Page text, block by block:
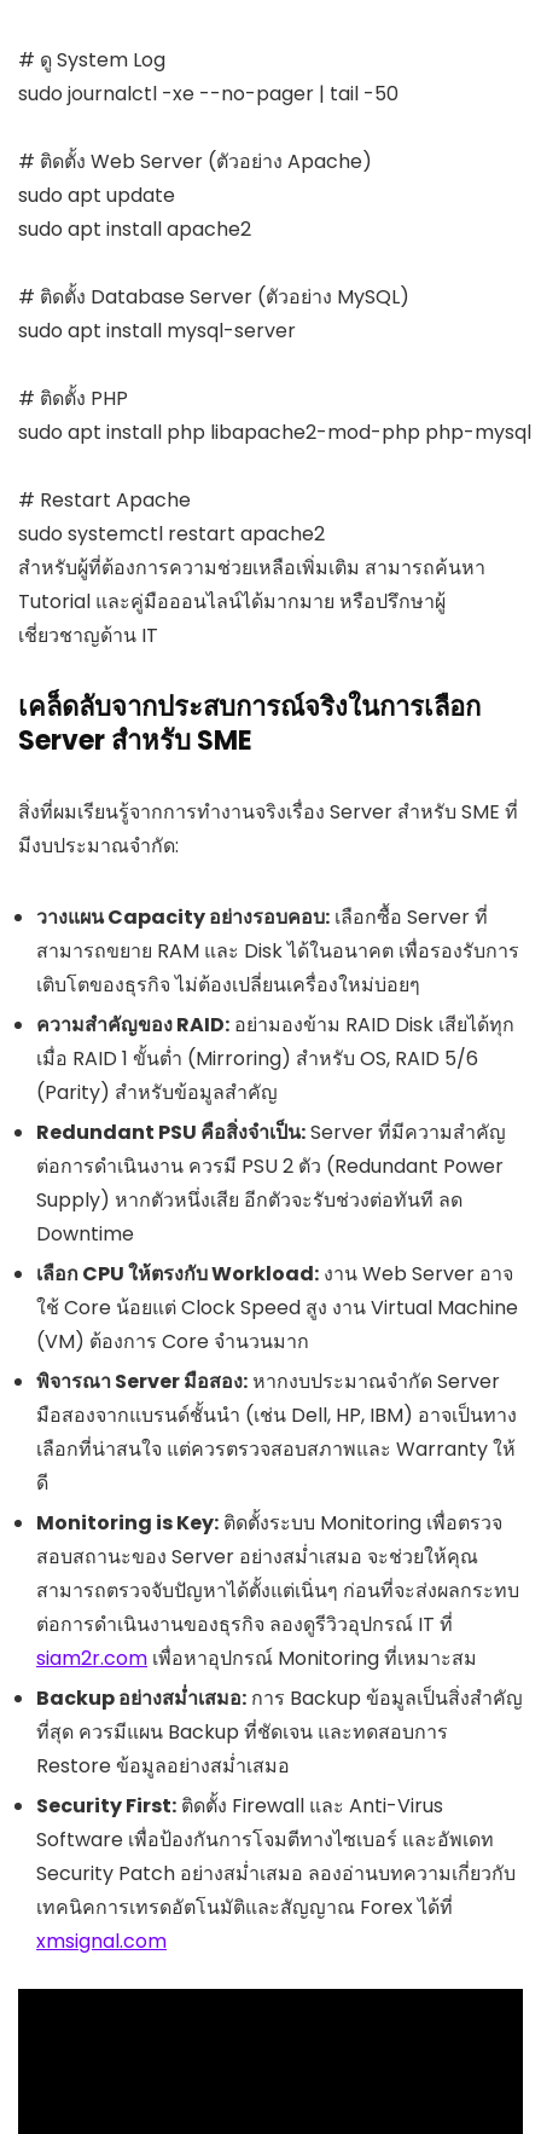
# ดู System Log
sudo journalctl -xe --no-pager | tail -50
# ติดตั้ง Web Server (ตัวอย่าง Apache)
sudo apt update
sudo apt install apache2
# ติดตั้ง Database Server (ตัวอย่าง MySQL)
sudo apt install mysql-server
# ติดตั้ง PHP
sudo apt install php libapache2-mod-php php-mysql
# Restart Apache
สำหรับผู้ที่ต้องการความช่วยเหลือเพิ่มเติม สามารถค้นหา
Tutorial และคู่มือออนไลน์ได้มากมาย หรือปรึกษาผู้
เชี่ยวชาญด้าน IT
เคล็ดลับจากประสบการณ์จริงในการเลือก
Server สำหรับ SME
สิ่งที่ผมเรียนรู้จากการทำงานจริงเรื่อง Server สำหรับ SME ที่
มีงบประมาณจำกัด:
วางแผน Capacity อย่างรอบคอบ: เลือกซื้อ Server ที่
สามารถขยาย RAM และ Disk ได้ในอนาคต เพื่อรองรับการ
เติบโตของธุรกิจ ไม่ต้องเปลี่ยนเครื่องใหม่บ่อยๆ
ความสำคัญของ RAID: อย่ามองข้าม RAID Disk เสียได้ทุก
เมื่อ RAID 1 ขั้นต่ำ (Mirroring) สำหรับ OS, RAID 5/6
(Parity) สำหรับข้อมูลสำคัญ
Redundant PSU คือสิ่งจำเป็น:Server ที่มีความสำคัญ
ต่อการดำเนินงาน ควรมี PSU 2 ตัว (Redundant Power
Supply) หากตัวหนึ่งเสีย อีกตัวจะรับช่วงต่อทันที ลด
Downtime
เลือก CPU ให้ตรงกับ Workload: งาน Web Server อาจ
ใช้ Core น้อยแต่ Clock Speed สูง งาน Virtual Machine
(VM) ต้องการ Core จำนวนมาก
พิจารณา Server มือสอง:หากงบประมาณจำกัด Server
มือสองจากแบรนด์ชั้นนำ (เช่น Dell, HP, IBM) อาจเป็นทาง
เลือกที่น่าสนใจ แต่ควรตรวจสอบสภาพและ Warranty ให้
ดี
Monitoring is Key: ติดตั้งระบบ Monitoring เพื่อตรวจ
สอบสถานะของ Server อย่างสม่ำเสมอ จะช่วยให้คุณ
สามารถตรวจจับปัญหาได้ตั้งแต่เนิ่นๆ ก่อนที่จะส่งผลกระทบ
ต่อการดำเนินงานของธุรกิจ ลองดูรีวิวอุปกรณ์ IT ที่
siam2r.com เพื่อหาอุปกรณ์ Monitoring ที่เหมาะสม
Backup อย่างสม่ำเสมอ: การ Backup ข้อมูลเป็นสิ่งสำคัญ
ที่สุด ควรมีแผน Backup ที่ชัดเจน และทดสอบการ
Restore ข้อมูลอย่างสม่ำเสมอ
Security First: ติดตั้ง Firewall และ Anti-Virus
Software เพื่อป้องกันการโจมตีทางไซเบอร์ และอัพเดท
Security Patch อย่างสม่ำเสมอ ลองอ่านบทความเกี่ยวกับ
เทคนิคการเทรดอัตโนมัติและสัญญาณ Forex ได้ที่
xmsignal.com